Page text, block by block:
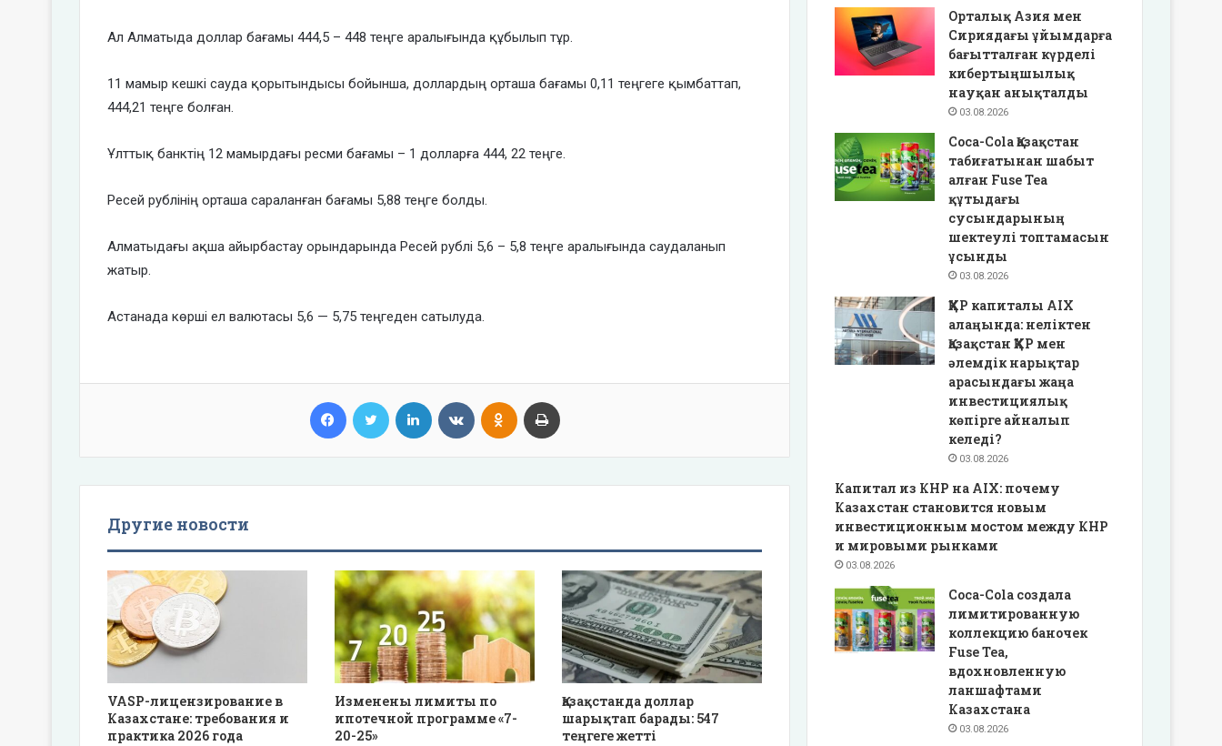
Ал Алматыда доллар бағамы 444,5 – 448 теңге аралығында құбылып тұр.
11 мамыр кешкі сауда қорытындысы бойынша, доллардың орташа бағамы 0,11 теңгеге қымбаттап,
444,21 теңге болған.
Ұлттық банктің 12 мамырдағы ресми бағамы – 1 долларға 444, 22 теңге.
Ресей рублінің орташа сараланған бағамы 5,88 теңге болды.
Алматыдағы ақша айырбастау орындарында Ресей рублі 5,6 – 5,8 теңге аралығында саудаланып
жатыр.
Астанада көрші ел валютасы 5,6 — 5,75 теңгеден сатылуда.
Facebook Twitter LinkedIn VKontakteOdnoklassniki
Другие новости
VASP-лицензирование в
Казахстане: требования и
практика 2026 года
Изменены лимиты по
ипотечной программе «7-
20-25»
Қазақстанда доллар
шарықтап барады: 547
теңгеге жетті
Орталық Азия мен
Сириядағы ұйымдарға
бағытталған күрделі
кибертыңшылық
науқан анықталды
03.08.2026
Coca-Cola Қазақстан
табиғатынан шабыт
алған Fuse Tea
құтыдағы
сусындарының
шектеулі топтамасын
ұсынды
03.08.2026
ҚХР капиталы AIX
алаңында: неліктен
Қазақстан ҚХР мен
әлемдік нарықтар
арасындағы жаңа
инвестициялық
көпірге айналып
келеді?
03.08.2026
Капитал из КНР на AIX: почему
Казахстан становится новым
инвестиционным мостом между КНР
и мировыми рынками
03.08.2026
Coca-Cola создала
лимитированную
коллекцию баночек
Fuse Tea,
вдохновленную
ланшафтами
Казахстана
03.08.2026